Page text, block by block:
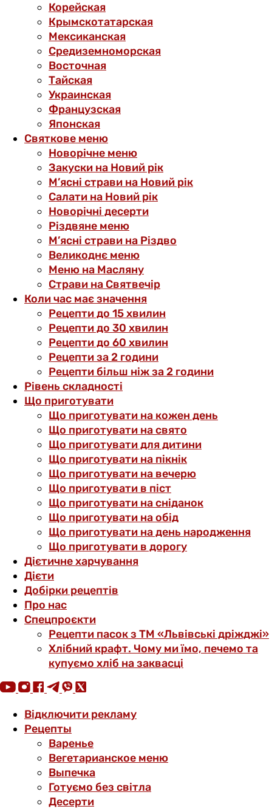
Корейская
Крымскотатарская
Мексиканская
Средиземноморская
Восточная
Тайская
Украинская
Французская
Японская
Святкове меню
Новорічне меню
Закуски на Новий рік
М’ясні страви на Новий рік
Салати на Новий рік
Новорічні десерти
Різдвяне меню
М’ясні страви на Різдво
Великоднє меню
Меню на Масляну
Страви на Святвечір
Коли час має значення
Рецепти до 15 хвилин
Рецепти до 30 хвилин
Рецепти до 60 хвилин
Рецепти за 2 години
Рецепти більш ніж за 2 години
Рівень складності
Що приготувати
Що приготувати на кожен день
Що приготувати на свято
Що приготувати для дитини
Що приготувати на пікнік
Що приготувати на вечерю
Що приготувати в піст
Що приготувати на сніданок
Що приготувати на обід
Що приготувати на день народження
Що приготувати в дорогу
Дієтичне харчування
Дієти
Добірки рецептів
Про нас
Спецпроєкти
Рецепти пасок з ТМ «Львівські дріжджі»
Хлібний крафт. Чому ми їмо, печемо та
купуємо хліб на заквасці
Відключити рекламу
Рецепты
Варенье
Вегетарианское меню
Выпечка
Готуємо без світла
Десерти